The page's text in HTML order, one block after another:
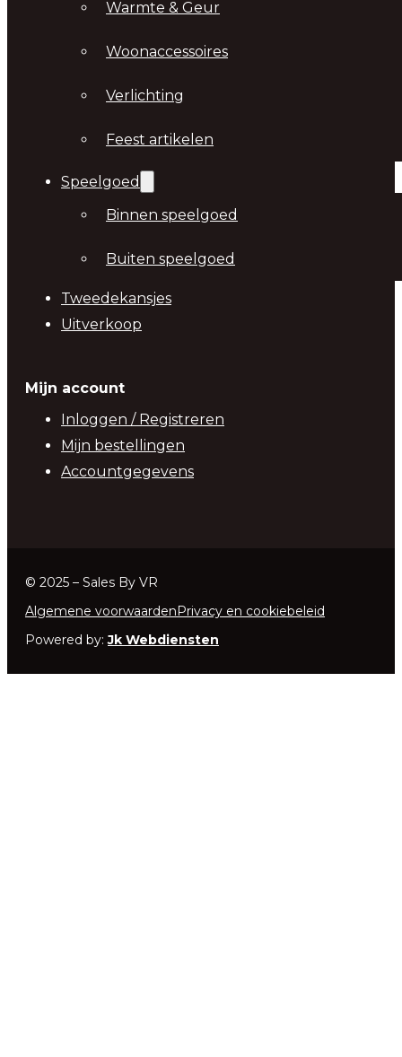
Warmte & Geur
Woonaccessoires
Verlichting
Feest artikelen
Speelgoed
Binnen speelgoed
Buiten speelgoed
Tweedekansjes
Uitverkoop
Mijn account
Inloggen / Registreren
Mijn bestellingen
Accountgegevens
© 2025 – Sales By VR
Algemene voorwaarden Privacy en cookiebeleid
Powered by:Jk Webdiensten